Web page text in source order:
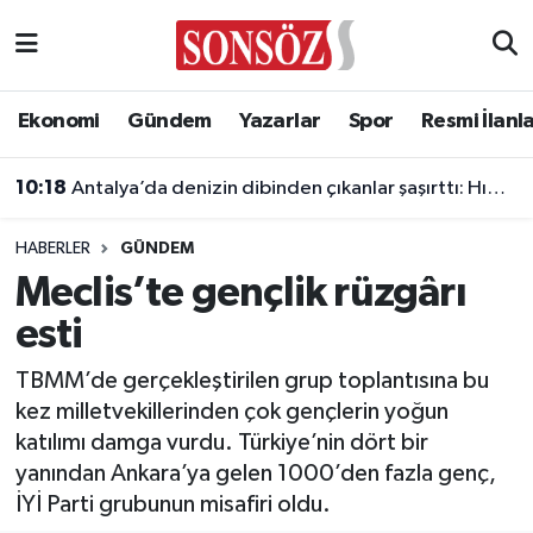
Ekonomi Gündem Yazarlar Spor Resmi
10:18 Antalya’da denizin dibinden çıkanlar şaşırttı: Hıdırellez dilekleri bile aylardır orada
HABERLER GÜNDEM
Meclis’te gençlik rüzgârı
esti
TBMM’de gerçekleştirilen grup toplantısına bu
kez milletvekillerinden çok gençlerin yoğun
katılımı damga vurdu. Türkiye’nin dört bir
yanından Ankara’ya gelen 1000’den fazla genç,
İYİ Parti grubunun misafiri oldu.
Asayiş
Biyografi
Çevre
Diğer
Dünya
Eğitim
Ankara Nöbetçi Eczaneler
Ankara Trafik Yoğunluk Haritası
Süper Lig Puan Durumu ve Fikstür
Tüm Manşetler
Son Dakika Haberleri
Haber Arşivi